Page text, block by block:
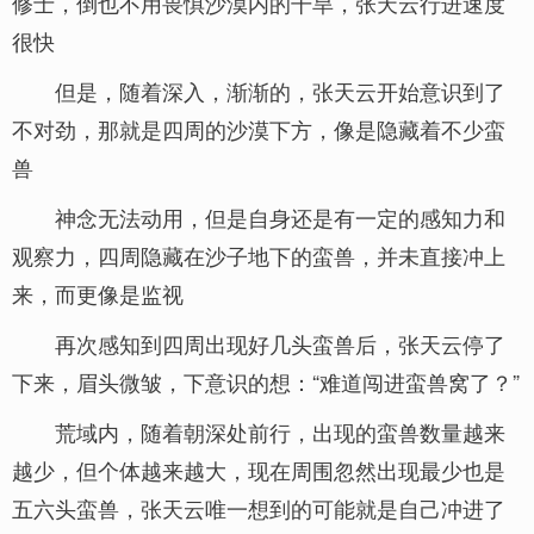
很快
但是，随着深入，渐渐的，张天云开始意识到了
不对劲，那就是四周的沙漠下方，像是隐藏着不少蛮
兽
神念无法动用，但是自身还是有一定的感知力和
观察力，四周隐藏在沙子地下的蛮兽，并未直接冲上
来，而更像是监视
再次感知到四周出现好几头蛮兽后，张天云停了
下来，眉头微皱，下意识的想：“难道闯进蛮兽窝了？”
荒域内，随着朝深处前行，出现的蛮兽数量越来
越少，但个体越来越大，现在周围忽然出现最少也是
五六头蛮兽，张天云唯一想到的可能就是自己冲进了